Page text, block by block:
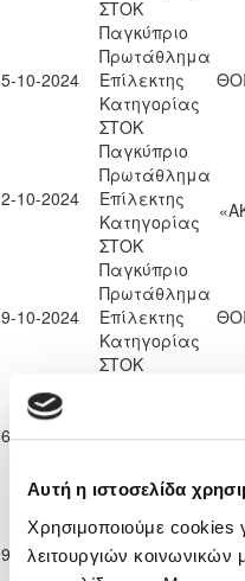
Αυτή η ιστοσελίδα
Χρησιμοποιούμε cookies
λειτουργιών
ΣΤΟΚ
10-2024
Παγκύπριο
Πρωτάθλημα
Επίλεκτης
Κατηγορίας
ΣΤΟΚ
10-2024
Παγκύπριο
Πρωτάθλημα
Επίλεκτης
Κατηγορίας
ΣΤΟΚ
10-2024
Παγκύπριο
Πρωτάθλημα
Επίλεκτης
Κατηγορίας
ΣΤΟΚ
10-2024
Επίλεκτης
ΣΤΟΚ
11-2024
Πρωτάθλημα
Επίλεκτης